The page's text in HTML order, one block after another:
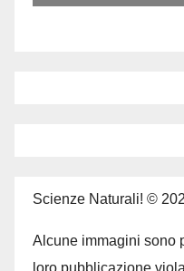
Scienze Naturali! ©
Alcune immagini sono
loro pubblicazione